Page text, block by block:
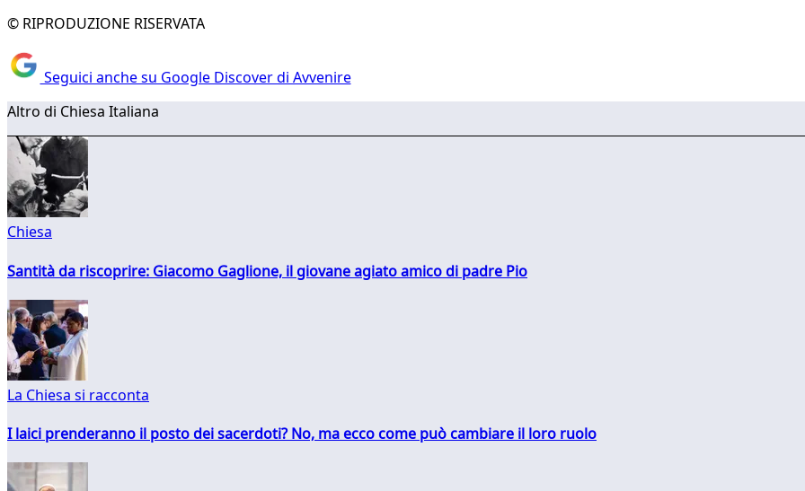
© RIPRODUZIONE RISERVATA
Seguici anche su Google Discover di Avvenire
Altro di Chiesa Italiana
Chiesa
Santità da riscoprire: Giacomo Gaglione, il giovane agiato amico di padre Pio
La Chiesa si racconta
I laici prenderanno il posto dei sacerdoti? No, ma ecco come può cambiare il loro ruolo